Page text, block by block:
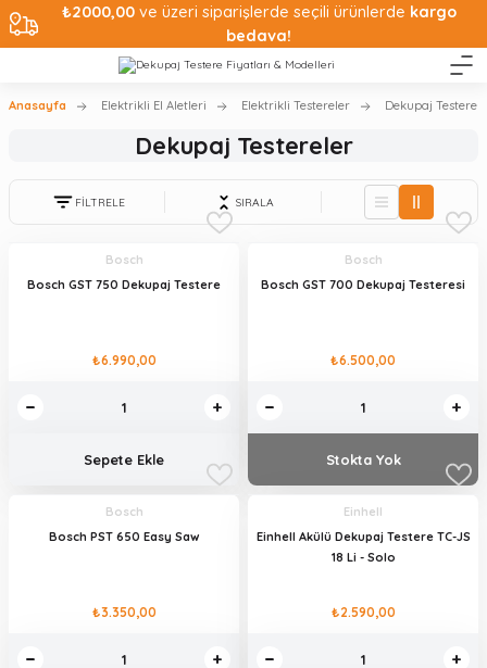
₺2000,00ve üzeri siparişlerde seçili ürünlerde kargo
bedava!
Anasayfa Elektrikli El Aletleri Elektrikli Testereler Dekupaj
Dekupaj Testereler
FİLTRELE SIRALA
Bosch
Bosch GST 750 Dekupaj Testere
₺6.990,00
Sepete Ekle
Bosch
Bosch GST 700 Dekupaj Testeresi
₺6.500,00
Stokta Yok
Bosch
Bosch PST 650 Easy Saw
₺3.350,00
Einhell
Einhell Akülü Dekupaj Testere TC-JS
18 Li - Solo
₺2.590,00